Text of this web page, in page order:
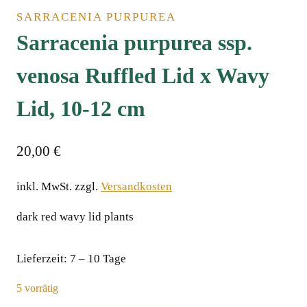
SARRACENIA PURPUREA
Sarracenia purpurea ssp.
venosa Ruffled Lid x Wavy
Lid, 10-12 cm
20,00 €
inkl. MwSt. zzgl. Versandkosten
dark red wavy lid plants
Lieferzeit: 7 – 10 Tage
5 vorrätig